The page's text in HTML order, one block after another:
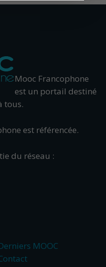
Mooc Francophone
est un portail destiné
tous.
est référencée.
du réseau :
MOOC